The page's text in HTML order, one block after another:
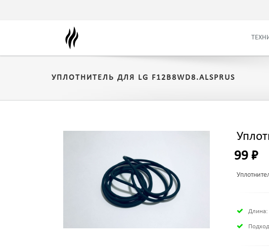
УПЛОТНИТЕЛЬ ДЛЯ LG F12B8WD8.ALSPRUS
99 ₽